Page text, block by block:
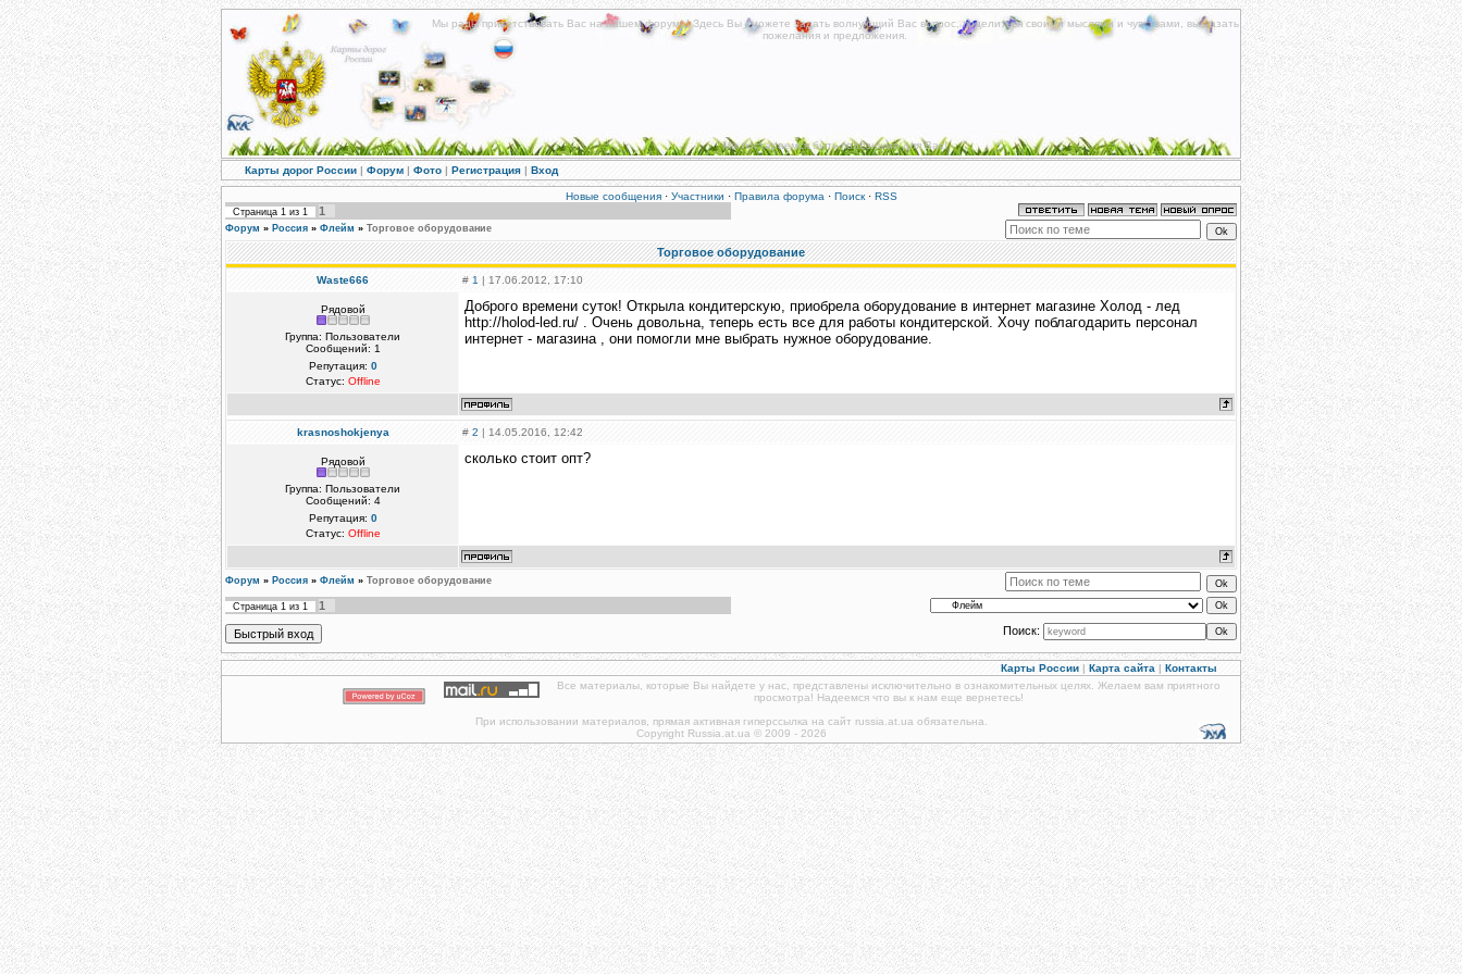
Мы рады приветствовать Вас на нашем форуме! Здесь Вы сможете задать волнующий Вас вопрос, поделиться своими мыслями и чувствами, высказать
пожелания и предложения.
Мы постараемся быть полезными для Вас!
Карты дорог России | Форум | Фото | Регистрация | Вход
Новые сообщения· Участники · Правила форума · Поиск· RSS
Страница 1 из 1 1
Форум » Россия » Флейм » Торговое оборудование
Торговое оборудование
Waste666 # 1 | 17.06.2012, 17:10
Рядовой
Группа: Пользователи
Сообщений: 1
Репутация: 0
Статус: Offline
Доброго времени суток! Открыла кондитерскую, приобрела оборудование в интернет магазине Холод - лед
http://holod-led.ru/ . Очень довольна, теперь есть все для работы кондитерской. Хочу поблагодарить персонал
интернет - магазина , они помогли мне выбрать нужное оборудование.
krasnoshokjenya # 2 | 14.05.2016, 12:42
Рядовой
Группа: Пользователи
Сообщений: 4
Репутация: 0
Статус: Offline
сколько стоит опт?
Форум » Россия » Флейм » Торговое оборудование
Страница 1 из 1
1
Поиск:
Карты России | Карта сайта | Контакты
Все материалы, которые Вы найдете у нас, представлены исключительно в ознакомительных целях. Желаем вам приятного
просмотра! Надеемся что вы к нам еще вернетесь!
При использовании материалов, прямая активная гиперссылка на сайт russia.at.ua обязательна.
Copyright Russia.at.ua © 2009 - 2026